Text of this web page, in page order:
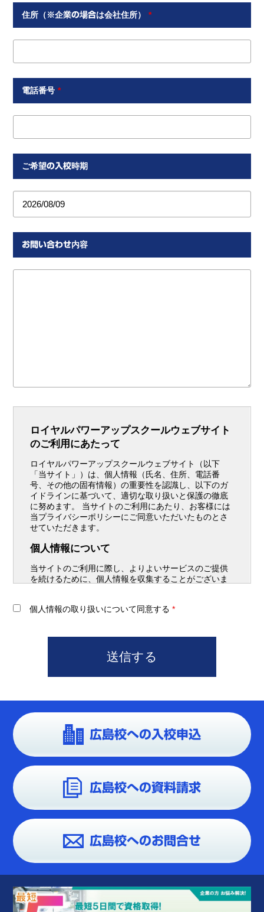
住所（※企業の場合は会社住所）*
電話番号*
ご希望の入校時期
お問い合わせ内容
個人情報の取り扱いについて同意する*
広島校への入校申込
広島校への資料請求
広島校へのお問合せ